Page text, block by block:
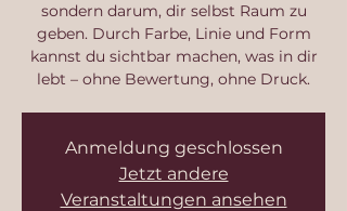
sondern darum, dir selbst Raum zu
geben. Durch Farbe, Linie und Form
kannst du sichtbar machen, was in dir
lebt – ohne Bewertung, ohne Druck.
Anmeldung geschlossen
Jetzt andere
Veranstaltungen ansehen